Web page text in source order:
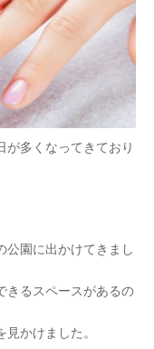
が多くなってきており
公園に出かけてきまし
きるスペースがあるの
かけました。